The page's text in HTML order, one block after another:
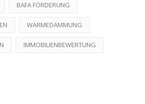
BAFA FÖRDERUNG
WÄRMEDÄMMUNG
IMMOBILIENBEWERTUNG